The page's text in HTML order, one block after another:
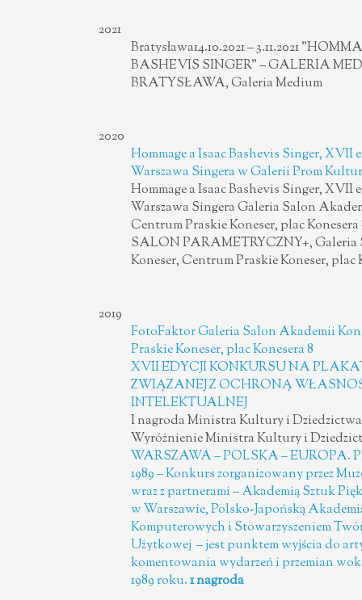
2021
Bratysława14.10.2021 – 3.11.2021
BASHEVIS SINGER” – GALERIA
BRATYSŁAWA, Galeria Medium
2020
Hommage a Isaac Bashevis Singer, XVII
Warszawa Singera w Galerii Prom
Hommage a Isaac Bashevis Singer, XVII
Warszawa Singera Galeria Salon
Centrum Praskie Koneser, plac Konesera
SALON PARAMETRYCZNY+,
Koneser, Centrum Praskie Koneser, plac
2019
FotoFaktor Galeria Salon Akademii
Praskie Koneser, plac Konesera 8
XVII EDYCJI KONKURSU NA
ZWIĄZANEJ Z OCHRONĄ
INTELEKTUALNEJ
I nagroda Ministra Kultury i
Wyróżnienie Ministra Kultury i
WARSZAWA – POLSKA – EUROPA.
1989 – Konkurs zorganizowany przez
wraz z partnerami – Akademią Sztuk
w Warszawie, Polsko-Japońską
Komputerowych i Stowarzyszeniem
Użytkowej – jest punktem wyjścia do
komentowania wydarzeń i przemian
1989 roku.1 nagroda